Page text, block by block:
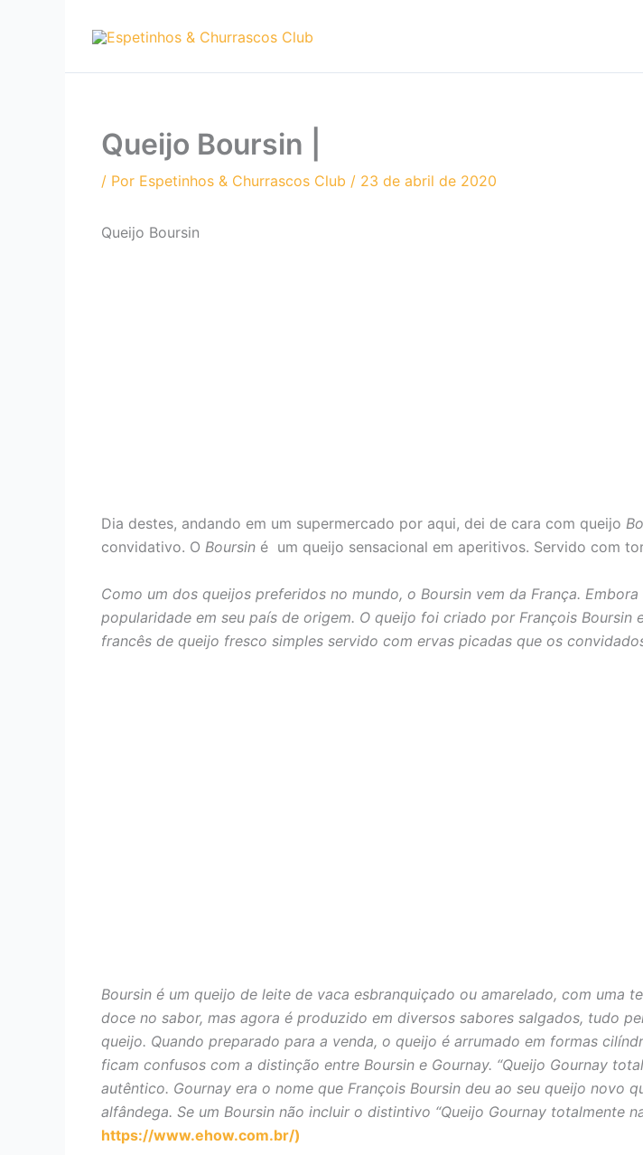
Queijo Boursin |
/ Por Espetinhos & Churrascos Club / 23 de abril de 2020
Queijo Boursin
Dia destes, andando em um supermercado por aqui, dei de cara com queijo
convidativo. O Boursin é um queijo sensacional em aperitivos. Servido com
Como um dos queijos preferidos no mundo, o Boursin vem da França.
popularidade em seu país de origem. O queijo foi criado por François
francês de queijo fresco simples servido com ervas picadas que os
Boursin é um queijo de leite de vaca esbranquiçado ou amarelado, com uma
doce no sabor, mas agora é produzido em diversos sabores salgados, tudo
queijo. Quando preparado para a venda, o queijo é arrumado em formas
ficam confusos com a distinção entre Boursin e Gournay. “Queijo Gournay
autêntico. Gournay era o nome que François Boursin deu ao seu queijo
alfândega. Se um Boursin não incluir o distintivo “Queijo Gournay totalmente
https://www.ehow.com.br/)